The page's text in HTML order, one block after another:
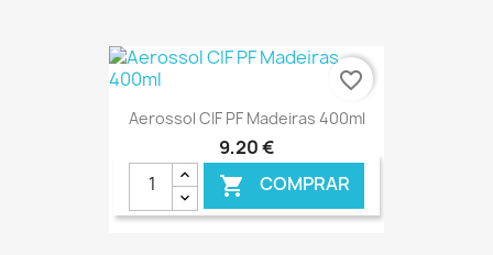
€ ONLINE
Aerossol CIF PF Madeiras 400ml
9,20 €
 COMPRAR
favorite_border